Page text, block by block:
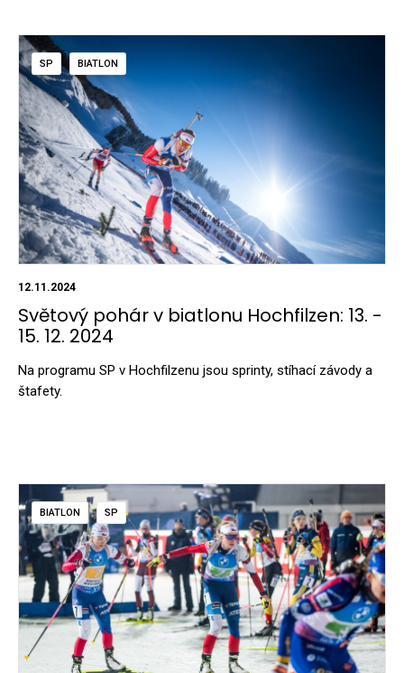
SP BIATLON
12.11.2024
Světový pohár v biatlonu Hochfilzen: 13. -
15. 12. 2024
Na programu SP v Hochfilzenu jsou sprinty, stíhací závody a
štafety.
BIATLON SP